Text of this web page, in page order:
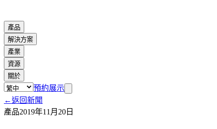
產品
解決方案
產業
資源
關於
預約展示
←返回新聞
產品2019年11月20日